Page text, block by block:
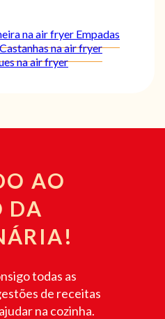
na air fryer Empadas
Castanhas na air fryer
na air fryer
AO
DA
todas as
de receitas
na cozinha.